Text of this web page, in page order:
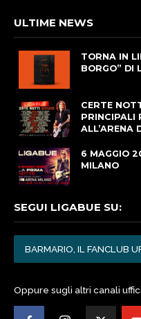
ULTIME NEWS
TORNA IN
BORGO” DI
CERTE
PRINCIPALI
ALL’ARENA
6 MAGGIO
MILANO
SEGUI LIGABUE SU:
BARMARIO, IL FANCLUB
Oppure sugli altri canali